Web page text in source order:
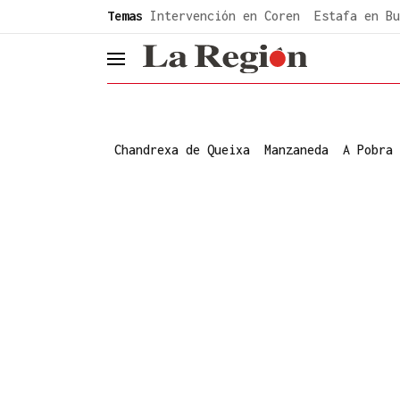
Temas Intervención en Coren Estafa en
header.menu.open
Chandrexa de Queixa Manzaneda A